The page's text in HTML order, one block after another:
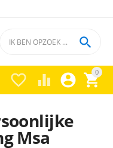
0


 

Msa